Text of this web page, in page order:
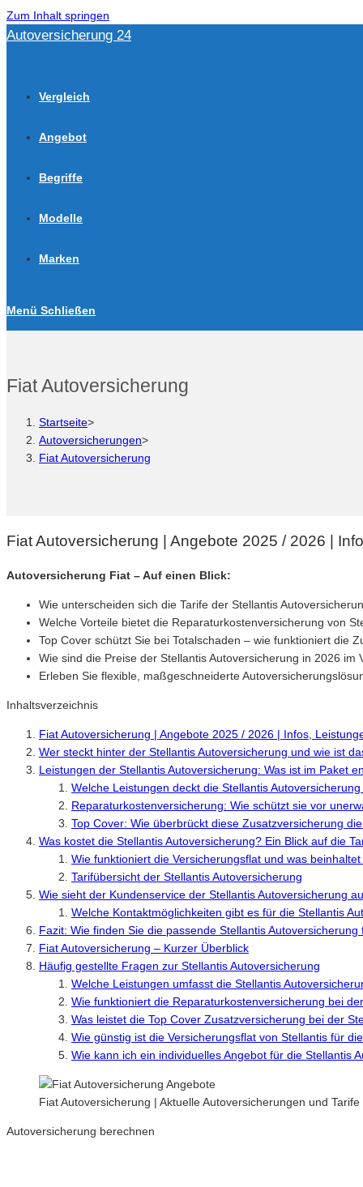
Zum Inhalt springen
Autoversicherung 24
Vergleich
Angebot
Begriffe
Modelle
Marken
Menü Schließen
Fiat Autoversicherung
Startseite>
Autoversicherungen>
Fiat Autoversicherung
Fiat Autoversicherung | Angebote 2025 / 2026 |
Autoversicherung Fiat – Auf einen Blick:
Wie unterscheiden sich die Tarife der Stellantis
Welche Vorteile bietet die Reparaturkostenversicherung von
Top Cover schützt Sie bei Totalschaden – wie funktioniert die
Wie sind die Preise der Stellantis Autoversicherung in 2026 im
Erleben Sie flexible, maßgeschneiderte
Inhaltsverzeichnis
Fiat Autoversicherung | Angebote 2025 / 2026 | Infos,
Wer steckt hinter der Stellantis Autoversicherung und wie ist
Leistungen der Stellantis Autoversicherung: Was ist im Paket
Welche Leistungen deckt die Stellantis
Reparaturkostenversicherung: Wie schützt sie vor
Top Cover: Wie überbrückt diese Zusatzversicherung
Was kostet die Stellantis Autoversicherung? Ein Blick auf die
Wie funktioniert die Versicherungsflat und was beinhaltet
Tarifübersicht der Stellantis Autoversicherung
Wie sieht der Kundenservice der Stellantis Autoversicherung
Welche Kontaktmöglichkeiten gibt es für die Stellantis
Fazit: Wie finden Sie die passende Stellantis
Fiat Autoversicherung – Kurzer Überblick
Häufig gestellte Fragen zur Stellantis Autoversicherung
Welche Leistungen umfasst die Stellantis
Wie funktioniert die Reparaturkostenversicherung bei
Was leistet die Top Cover Zusatzversicherung bei der
Wie günstig ist die Versicherungsflat von Stellantis für
Wie kann ich ein individuelles Angebot für die Stellantis
Fiat Autoversicherung | Aktuelle Autoversicherungen und
Autoversicherung berechnen